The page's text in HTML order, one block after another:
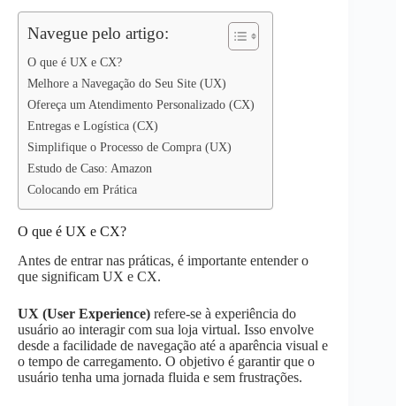
Navegue pelo artigo:
O que é UX e CX?
Melhore a Navegação do Seu Site (UX)
Ofereça um Atendimento Personalizado (CX)
Entregas e Logística (CX)
Simplifique o Processo de Compra (UX)
Estudo de Caso: Amazon
Colocando em Prática
O que é UX e CX?
Antes de entrar nas práticas, é importante entender o
que significam UX e CX.
UX (User Experience) refere-se à experiência do
usuário ao interagir com sua loja virtual. Isso envolve
desde a facilidade de navegação até a aparência visual e
o tempo de carregamento. O objetivo é garantir que o
usuário tenha uma jornada fluida e sem frustrações.